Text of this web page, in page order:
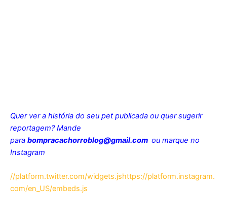
Quer ver a história do seu pet publicada ou quer sugerir
reportagem? Mande
para bompracachorroblog@gmail.com ou marque no
Instagram
//platform.twitter.com/widgets.jshttps://platform.instagram.
com/en_US/embeds.js